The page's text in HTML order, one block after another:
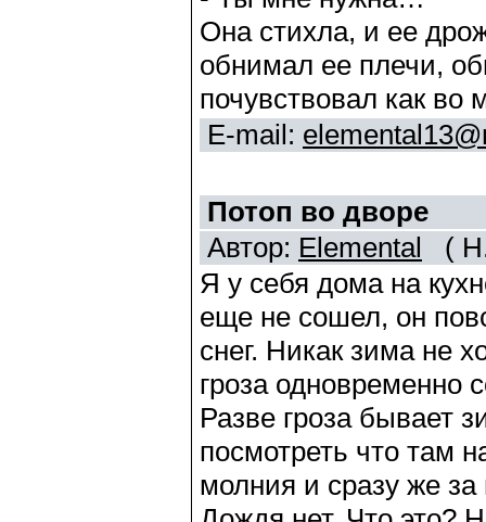
Она стихла, и ее
обнимал ее плечи,
почувствовал как
E-mail:
Потоп во дворе
Автор: Elemental (
Я у себя дома на
еще не сошел, он
снег. Никак зима не
гроза одновременно
Разве гроза бывает
посмотреть что там
молния и сразу же